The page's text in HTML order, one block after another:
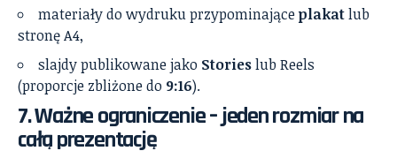
materiały do wydruku przypominająceplakatlub
stronę A4,
slajdy publikowane jako Storieslub Reels
(proporcje zbliżone do 9:16).
7. Ważne ograniczenie – jeden rozmiar na
całą prezentację